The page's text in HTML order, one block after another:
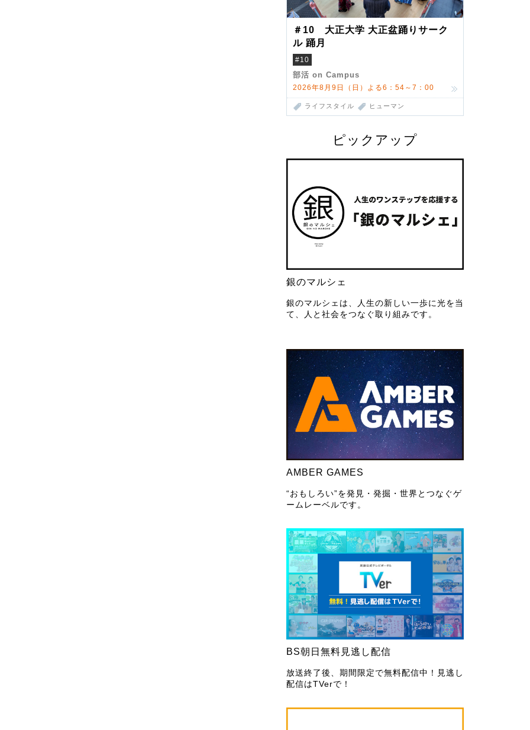
＃10 大正大学 大正盆踊りサーク
ル 踊月
#10
部活 on Campus
2026年8月9日（日）よる6：54～7：00
ライフスタイル ヒューマン
ピックアップ
銀のマルシェ
銀のマルシェは、人生の新しい一歩に光を当
て、人と社会をつなぐ取り組みです。
AMBER GAMES
“おもしろい”を発見・発掘・世界とつなぐゲ
ームレーベルです。
BS朝日無料見逃し配信
放送終了後、期間限定で無料配信中！見逃し
配信はTVerで！